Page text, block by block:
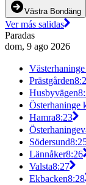
Västra Bondäng
Ver más salidas
Paradas
dom, 9 ago 2026
Prästgården
Husbyvägen
Österhaninge
Hamra8:23
Södersund
Lännåker8:26
Valsta8:27
Ekbacken8:28